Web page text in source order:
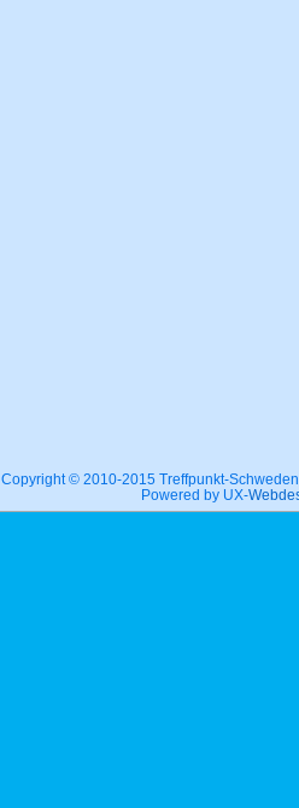
Copyright © 2010-2015 Treffpunkt-
Powered by UX-